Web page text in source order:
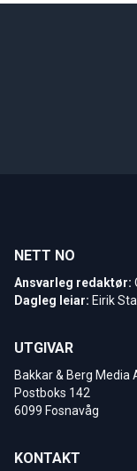
NETT NO
Ansvarleg redaktør:
Dagleg leiar: Eirik
UTGIVAR
Bakkar & Berg Media
Postboks 142
6099 Fosnavåg
KONTAKT